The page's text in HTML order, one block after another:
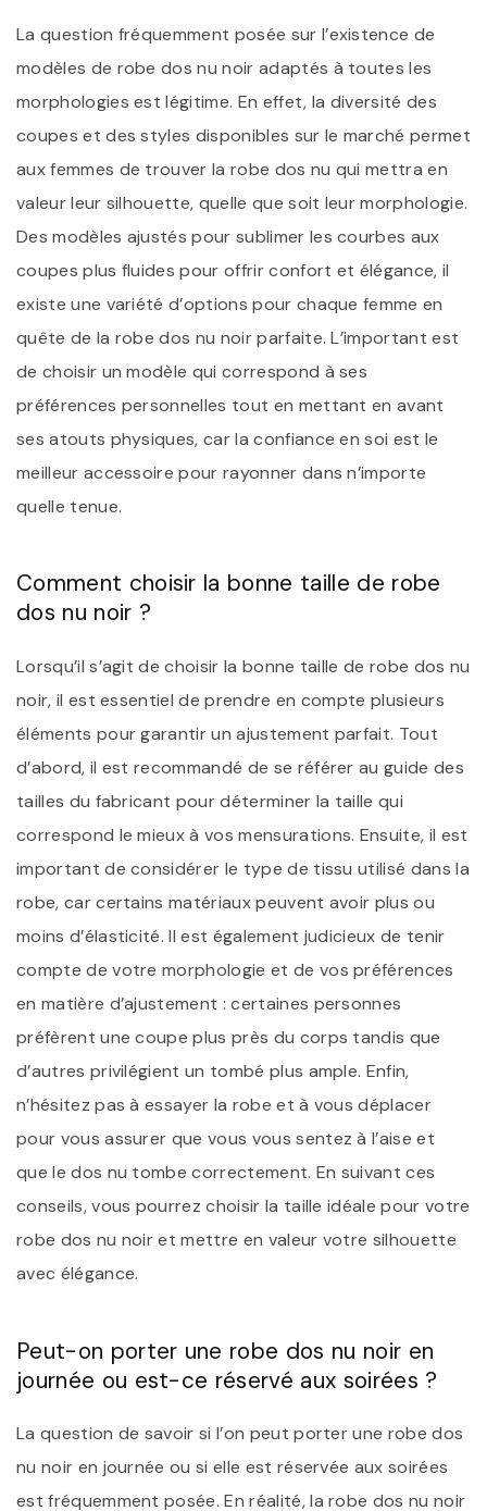
La question fréquemment posée sur l’existence de
modèles de robe dos nu noir adaptés à toutes les
morphologies est légitime. En effet, la diversité des
coupes et des styles disponibles sur le marché permet
aux femmes de trouver la robe dos nu qui mettra en
valeur leur silhouette, quelle que soit leur morphologie.
Des modèles ajustés pour sublimer les courbes aux
coupes plus fluides pour offrir confort et élégance, il
existe une variété d’options pour chaque femme en
quête de la robe dos nu noir parfaite. L’important est
de choisir un modèle qui correspond à ses
préférences personnelles tout en mettant en avant
ses atouts physiques, car la confiance en soi est le
meilleur accessoire pour rayonner dans n’importe
quelle tenue.
Comment choisir la bonne taille de robe
dos nu noir ?
Lorsqu’il s’agit de choisir la bonne taille de robe dos nu
noir, il est essentiel de prendre en compte plusieurs
éléments pour garantir un ajustement parfait. Tout
d’abord, il est recommandé de se référer au guide des
tailles du fabricant pour déterminer la taille qui
correspond le mieux à vos mensurations. Ensuite, il est
important de considérer le type de tissu utilisé dans la
robe, car certains matériaux peuvent avoir plus ou
moins d’élasticité. Il est également judicieux de tenir
compte de votre morphologie et de vos préférences
en matière d’ajustement : certaines personnes
préfèrent une coupe plus près du corps tandis que
d’autres privilégient un tombé plus ample. Enfin,
n’hésitez pas à essayer la robe et à vous déplacer
pour vous assurer que vous vous sentez à l’aise et
que le dos nu tombe correctement. En suivant ces
conseils, vous pourrez choisir la taille idéale pour votre
robe dos nu noir et mettre en valeur votre silhouette
avec élégance.
Peut-on porter une robe dos nu noir en
journée ou est-ce réservé aux soirées ?
La question de savoir si l’on peut porter une robe dos
nu noir en journée ou si elle est réservée aux soirées
est fréquemment posée. En réalité, la robe dos nu noir